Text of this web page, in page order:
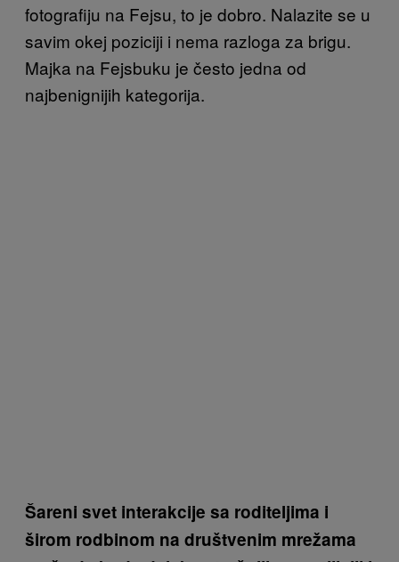
fotografiju na Fejsu, to je dobro. Nalazite se u
savim okej poziciji i nema razloga za brigu.
Majka na Fejsbuku je često jedna od
najbenignijih kategorija.
Šareni svet interakcije sa roditeljima i
širom rodbinom na društvenim mrežama